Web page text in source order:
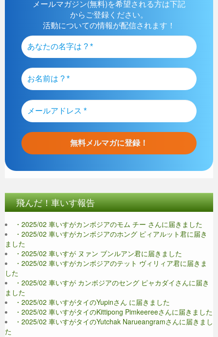
メールマガジン(無料)を希望される方は下記
からご登録ください。
活動についての情報が配信されます！
飛んだ！車いす報告
・2025/02 車いすがカンボジアのモム チー さんに届きました
・2025/02 車いすがカンボジアのホング ピィアルット君に届き
ました
・2025/02 車いすが ヌァン ブンルアン君に届きました
・2025/02 車いすがカンボジアのテット ヴィリィア君に届きま
した
・2025/02 車いすが カンボジアのセング ピャカダイさんに届き
ました
・2025/02 車いすがタイのYupinさん に届きました
・2025/02 車いすがタイのKittipong Pimkeereeさんに届きました
・2025/02 車いすがタイのYutchak Narueangramさんに届きまし
た